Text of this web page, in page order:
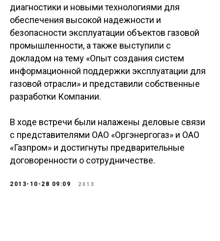
диагностики и новыми технологиями для
обеспечения высокой надежности и
безопасности эксплуатации объектов газовой
промышленности, а также выступили с
докладом на тему «Опыт создания систем
информационной поддержки эксплуатации для
газовой отрасли» и представили собственные
разработки Компании.
В ходе встречи были налажены деловые связи
с представителями ОАО «Оргэнергогаз» и ОАО
«Газпром» и достигнуты предварительные
договоренности о сотрудничестве.
2013-10-28 09:09 2013